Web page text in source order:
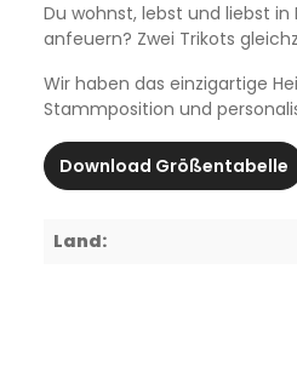
Du wohnst, lebst und liebst
anfeuern? Zwei Trikots
Wir haben das einzigartige
Stammposition und
Download Größentabelle
Land: